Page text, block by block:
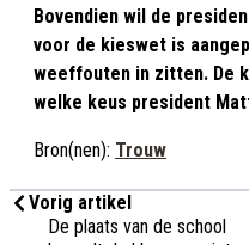
Bovendien wil de
voor de kieswet is
weeffouten in zitten. De
welke keus president
Bron(nen): Trouw
Vorig artikel
De plaats van de school